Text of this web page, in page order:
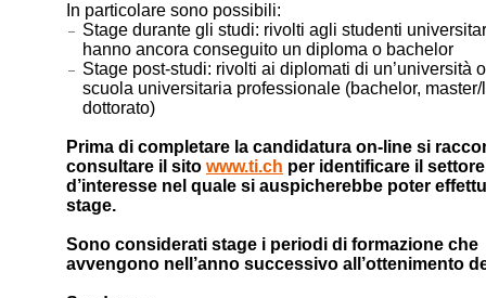
In particolare sono possibili:
Stage durante gli studi: rivolti agli studenti
hanno ancora conseguito un diploma o bachelor
Stage post-studi: rivolti ai diplomati di un’università
scuola universitaria professionale (bachelor,
dottorato)
Prima di completare la candidatura on-line si
consultare il sito www.ti.ch per identificare il settore
d’interesse nel quale si auspicherebbe poter
stage.
Sono considerati stage i periodi di formazione che
avvengono nell’anno successivo all’ottenimento